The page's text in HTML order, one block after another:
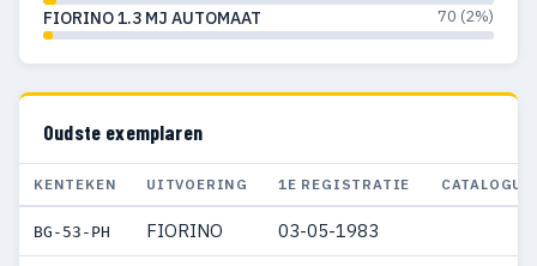
FIORINO 1.3 MJ AUTOMAAT 70 (2%)
Oudste exemplaren
KENTEKEN UITVOERING 1E REGISTRATIE
BG-53-PH FIORINO 03-05-1983